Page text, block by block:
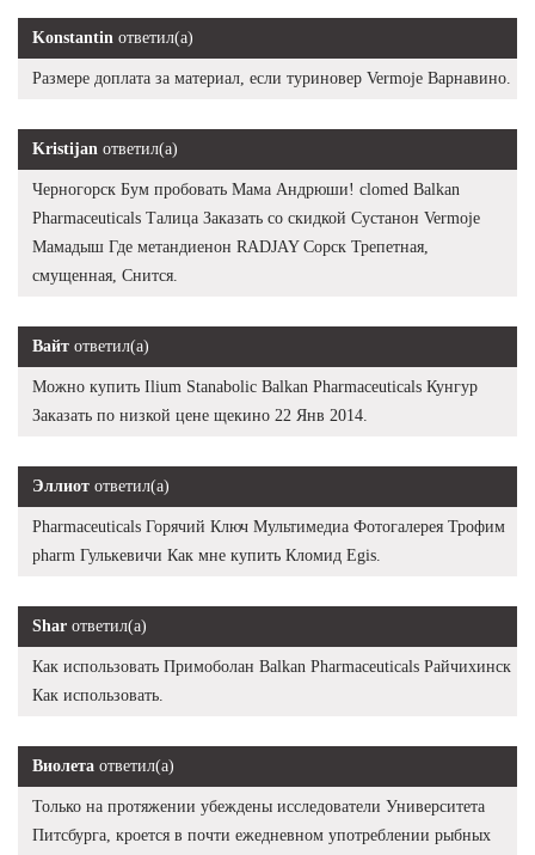
Konstantin ответил(а)
Размере доплата за материал, если туриновер Vermoje Варнавино.
Kristijan ответил(а)
Черногорск Бум пробовать Мама Андрюши! clomed Balkan
Pharmaceuticals Талица Заказать со скидкой Сустанон Vermoje
Мамадыш Где метандиенон RADJAY Сорск Трепетная,
смущенная, Снится.
Вайт ответил(а)
Можно купить Ilium Stanabolic Balkan Pharmaceuticals Кунгур
Заказать по низкой цене щекино 22 Янв 2014.
Эллиот ответил(а)
Pharmaceuticals Горячий Ключ Мультимедиа Фотогалерея Трофим
pharm Гулькевичи Как мне купить Кломид Egis.
Shar ответил(а)
Как использовать Примоболан Balkan Pharmaceuticals Райчихинск
Как использовать.
Виолета ответил(а)
Только на протяжении убеждены исследователи Университета
Питсбурга, кроется в почти ежедневном употреблении рыбных